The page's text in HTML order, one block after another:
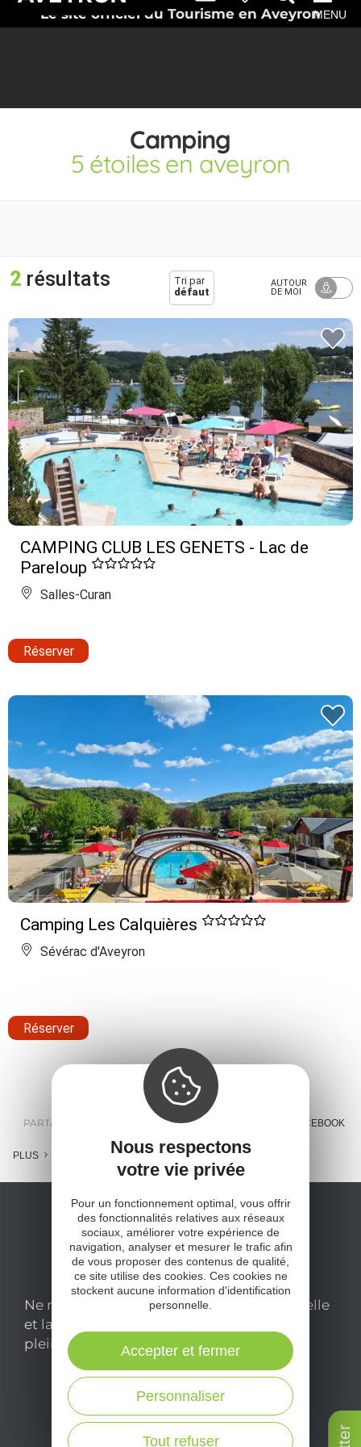
Le site officiel du Tourisme en AveyronMENU
Camping
5 étoiles en aveyron
2 résultats
Tri par
défaut
AUTOUR
DE MOI
CAMPING CLUB LES GENETS - Lac de
Pareloup
Salles-Curan
Réserver
Camping Les Calquières
Sévérac d'Aveyron
Réserver
PARTAGER : MESSENGER FACEBOOK
PLUS
Ne manquez pas notre newsletter mensuelle
et laissez-vous inspirer pour profiter
pleinement de votre séjour en Aveyron.
Je m'abonne ici
Nous respectons
votre vie privée
Pour un fonctionnement optimal, vous offrir
des fonctionnalités relatives aux réseaux
sociaux, améliorer votre expérience de
navigation, analyser et mesurer le trafic afin
de vous proposer des contenus de qualité,
ce site utilise des cookies. Ces cookies ne
stockent aucune information d'identification
personnelle.
Tout refuser
Personnaliser
Accepter et fermer